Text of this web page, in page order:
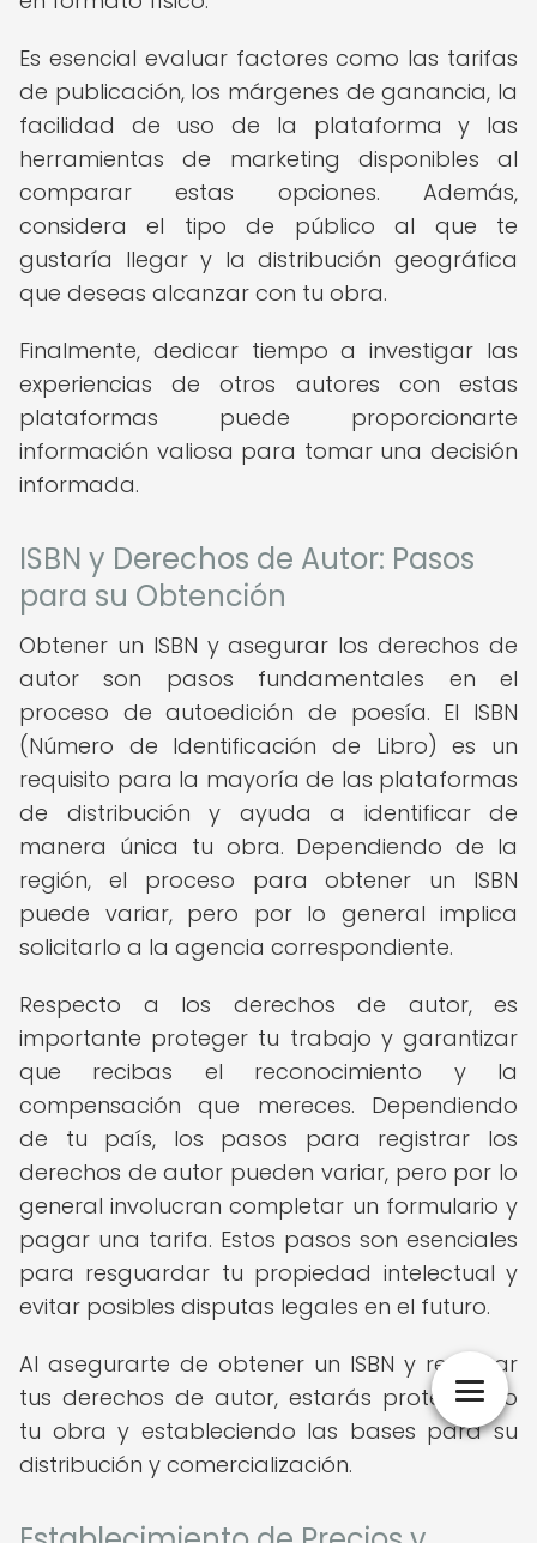
Es esencial evaluar factores como las tarifas
de publicación, los márgenes de ganancia, la
facilidad de uso de la plataforma y las
herramientas de marketing disponibles al
comparar estas opciones. Además,
considera el tipo de público al que te
gustaría llegar y la distribución geográfica
que deseas alcanzar con tu obra.
Finalmente, dedicar tiempo a investigar las
experiencias de otros autores con estas
plataformas puede proporcionarte
información valiosa para tomar una decisión
informada.
ISBN y Derechos de Autor: Pasos
para su Obtención
Obtener un ISBN y asegurar los derechos de
autor son pasos fundamentales en el
proceso de autoedición de poesía. El ISBN
(Número de Identificación de Libro) es un
requisito para la mayoría de las plataformas
de distribución y ayuda a identificar de
manera única tu obra. Dependiendo de la
región, el proceso para obtener un ISBN
puede variar, pero por lo general implica
solicitarlo a la agencia correspondiente.
Respecto a los derechos de autor, es
importante proteger tu trabajo y garantizar
que recibas el reconocimiento y la
compensación que mereces. Dependiendo
de tu país, los pasos para registrar los
derechos de autor pueden variar, pero por lo
general involucran completar un formulario y
pagar una tarifa. Estos pasos son esenciales
para resguardar tu propiedad intelectual y
evitar posibles disputas legales en el futuro.
Al asegurarte de obtener un ISBN y registrar
tus derechos de autor, estarás protegiendo
tu obra y estableciendo las bases para su
distribución y comercialización.